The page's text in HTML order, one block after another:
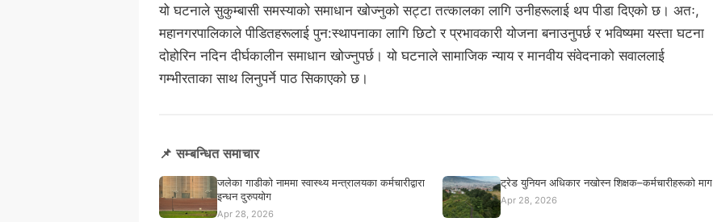
यो घटनाले सुकुम्बासी समस्याको समाधान खोज्नुको सट्टा तत्कालका लागि उनीहरूलाई थप पीडा दिएको छ। अतः,
महानगरपालिकाले पीडितहरूलाई पुन:स्थापनाका लागि छिटो र प्रभावकारी योजना बनाउनुपर्छ र भविष्यमा यस्ता घटना
दोहोरिन नदिन दीर्घकालीन समाधान खोज्नुपर्छ। यो घटनाले सामाजिक न्याय र मानवीय संवेदनाको सवाललाई
गम्भीरताका साथ लिनुपर्ने पाठ सिकाएको छ।
📌 सम्बन्धित समाचार
जलेका गाडीको नाममा स्वास्थ्य मन्त्रालयका कर्मचारीद्वारा
इन्धन दुरुपयोग
Apr 28, 2026
ट्रेड युनियन अधिकार नखोस्न शिक्षक–कर्मचारीहरूको माग
Apr 28, 2026